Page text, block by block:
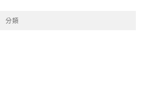
分類